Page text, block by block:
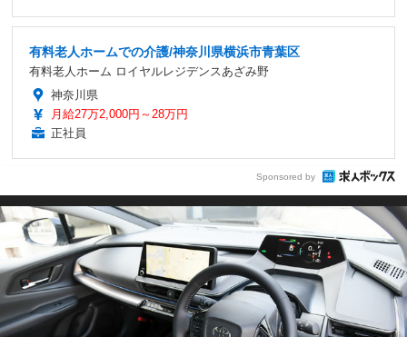
有料老人ホームでの介護/神奈川県横浜市青葉区
有料⽼⼈ホーム ロイヤルレジデンスあざみ野
神奈川県
月給27万2,000円～28万円
正社員
Sponsored by